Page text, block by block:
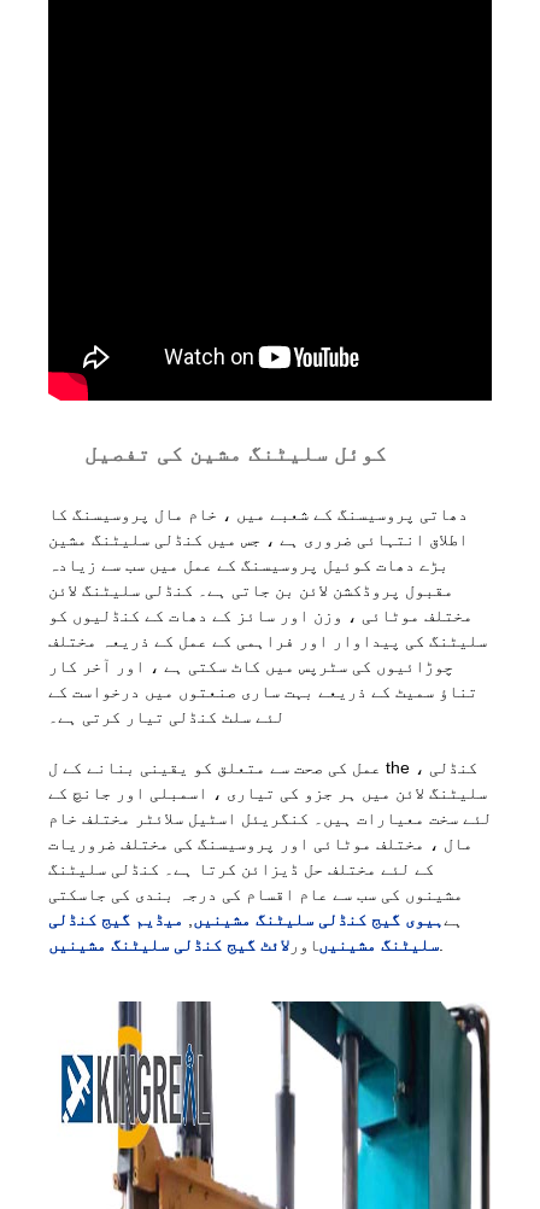
کوئل سلیٹنگ مشین کی تفصیل
دھاتی پروسیسنگ کے شعبے میں ، خام مال پروسیسنگ کا
اطلاق انتہائی ضروری ہے ، جس میں کنڈلی سلیٹنگ مشین
بڑے دھات کوئیل پروسیسنگ کے عمل میں سب سے زیادہ
مقبول پروڈکشن لائن بن جاتی ہے۔ کنڈلی سلیٹنگ لائن
مختلف موٹائی ، وزن اور سائز کے دھات کے کنڈلیوں کو
سلیٹنگ کی پیداوار اور فراہمی کے عمل کے ذریعہ مختلف
چوڑائیوں کی سٹرپس میں کاٹ سکتی ہے ، اور آخر کار
تناؤ سمیٹ کے ذریعے بہت ساری صنعتوں میں درخواست کے
لئے سلٹ کنڈلی تیار کرتی ہے۔
عمل کی صحت سے متعلق کو یقینی بنانے کے ل the ، کنڈلی
سلیٹنگ لائن میں ہر جزو کی تیاری ، اسمبلی اور جانچ کے
لئے سخت معیارات ہیں۔ کنگریئل اسٹیل سلائٹر مختلف خام
مال ، مختلف موٹائی اور پروسیسنگ کی مختلف ضروریات
کے لئے مختلف حل ڈیزائن کرتا ہے۔ کنڈلی سلیٹنگ
مشینوں کی سب سے عام اقسام کی درجہ بندی کی جاسکتی
ہے ہیوی گیج کنڈلی سلیٹنگ مشینیں
میڈیم گیج کنڈلی
سلیٹنگ مشینیں اور لائٹ گیج کنڈلی سلیٹنگ مشینیں